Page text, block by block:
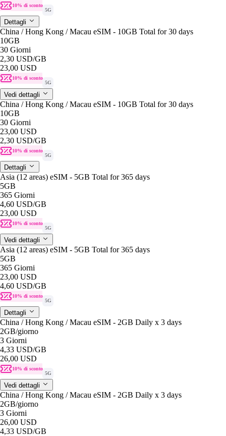
10% di sconto
5G
Dettagli
China / Hong Kong / Macau eSIM - 10GB Total for 30 days
10GB
30 Giorni
2,30 USD/GB
23,00 USD
10% di sconto
5G
Vedi dettagli
China / Hong Kong / Macau eSIM - 10GB Total for 30 days
10GB
30 Giorni
23,00 USD
2,30 USD/GB
10% di sconto
5G
Dettagli
Asia (12 areas) eSIM - 5GB Total for 365 days
5GB
365 Giorni
4,60 USD/GB
23,00 USD
10% di sconto
5G
Vedi dettagli
Asia (12 areas) eSIM - 5GB Total for 365 days
5GB
365 Giorni
23,00 USD
4,60 USD/GB
10% di sconto
5G
Dettagli
China / Hong Kong / Macau eSIM - 2GB Daily x 3 days
2GB/giorno
3 Giorni
4,33 USD/GB
26,00 USD
10% di sconto
5G
Vedi dettagli
China / Hong Kong / Macau eSIM - 2GB Daily x 3 days
2GB/giorno
3 Giorni
26,00 USD
4,33 USD/GB